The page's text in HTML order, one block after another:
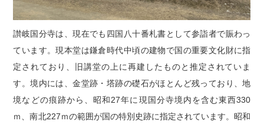
讃岐国分寺は、現在でも四国八十番札書として参詣者で賑わっ
ています。現本堂は鎌倉時代中頃の建物で国の重要文化財に指
定されており、旧講堂の上に再建したものと推定されていま
す。境内には、金堂跡・塔跡の礎石がほとんど残っており、地
境などの痕跡から、昭和27年に現国分寺境内を含む東西330
ｍ、南北227ｍの範囲が国の特別史跡に指定されています。昭和